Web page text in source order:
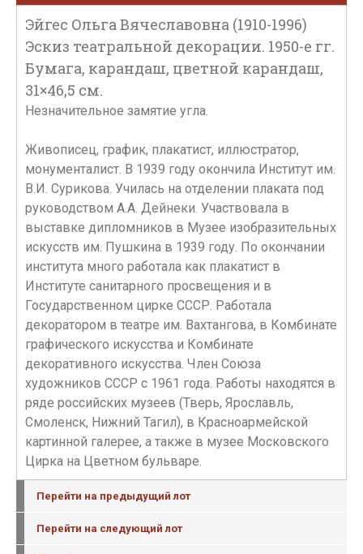
Эйгес Ольга Вячеславовна (1910-1996)
Эскиз театральной декорации. 1950-е гг.
Бумага, карандаш, цветной карандаш,
31×46,5 см.
Незначительное замятие угла.
Живописец, график, плакатист, иллюстратор,
монументалист. В 1939 году окончила Институт им.
В.И. Сурикова. Училась на отделении плаката под
руководством А.А. Дейнеки. Участвовала в
выставке дипломников в Музее изобразительных
искусств им. Пушкина в 1939 году. По окончании
института много работала как плакатист в
Институте санитарного просвещения и в
Государственном цирке СССР. Работала
декоратором в театре им. Вахтангова, в Комбинате
графического искусства и Комбинате
декоративного искусства. Член Союза
художников СССР с 1961 года. Работы находятся в
ряде российских музеев (Тверь, Ярославль,
Смоленск, Нижний Тагил), в Красноармейской
картинной галерее, а также в музее Московского
Цирка на Цветном бульваре.
Перейти на предыдущий лот
Перейти на следующий лот